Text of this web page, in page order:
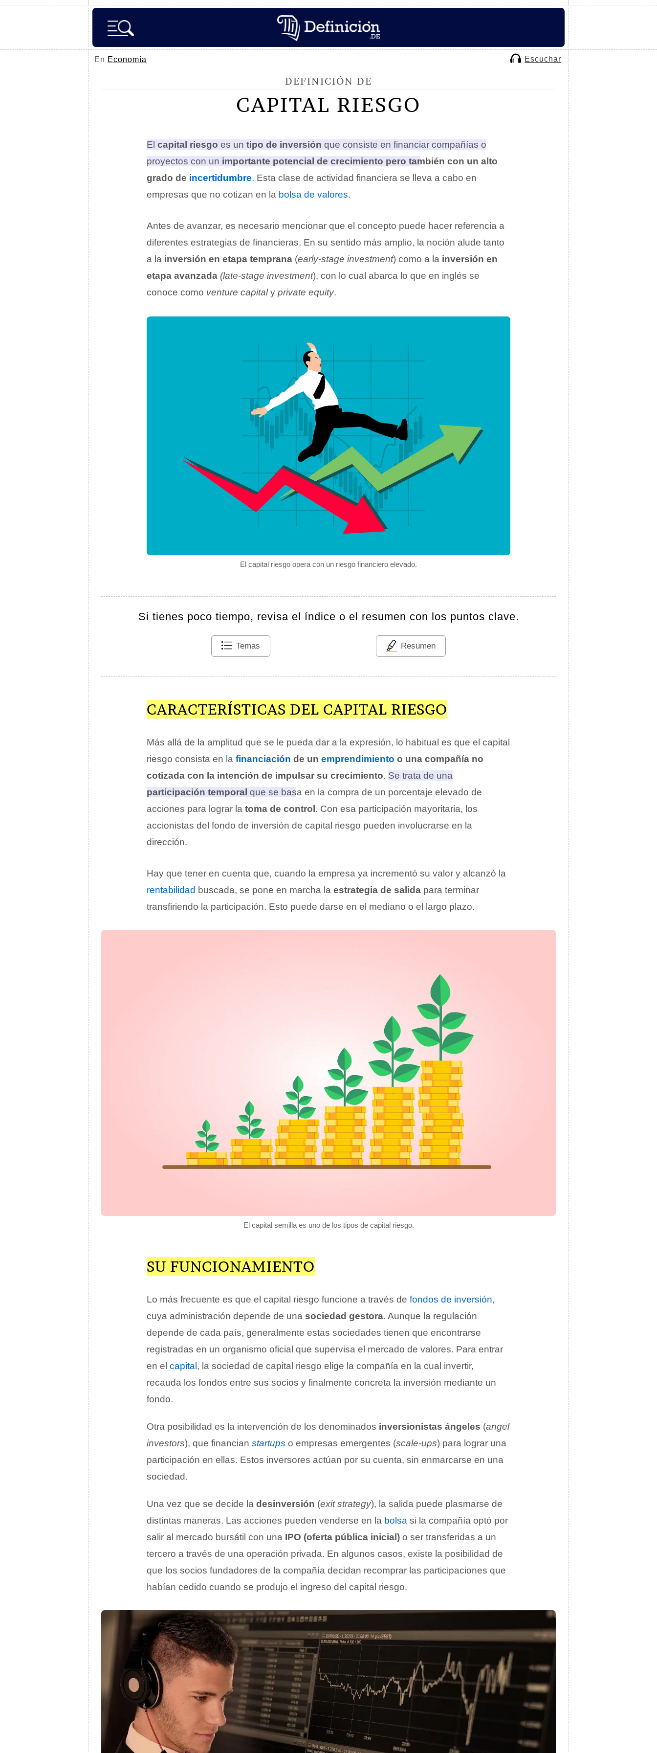
En Economía Escuchar
DEFINICIÓN DE
CAPITAL RIESGO
El capital riesgo opera con un riesgo financiero elevado.
El capital riesgo es un tipo de inversión que consiste en financiar compañías o
proyectos con un importante potencial de crecimiento pero también con un alto
grado de incertidumbre. Esta clase de actividad financiera se lleva a cabo en
empresas que no cotizan en la bolsa de valores.
Antes de avanzar, es necesario mencionar que el concepto puede hacer referencia a
diferentes estrategias de financieras. En su sentido más amplio, la noción alude tanto
a la inversión en etapa temprana (early-stage investment) como a la inversión en
etapa avanzada (late-stage investment), con lo cual abarca lo que en inglés se
conoce como venture capitaly private equity.
Si tienes poco tiempo, revisa el índice o el resumen con los puntos clave.
Temas Resumen
CARACTERÍSTICAS DEL CAPITAL RIESGO
Más allá de la amplitud que se le pueda dar a la expresión, lo habitual es que el capital
riesgo consista en la financiación de un emprendimiento o una compañía no
cotizada con la intención de impulsar su crecimiento. Se trata de una
participación temporal que se basa en la compra de un porcentaje elevado de
acciones para lograr la toma de control . Con esa participación mayoritaria, los
accionistas del fondo de inversión de capital riesgo pueden involucrarse en la
dirección.
Hay que tener en cuenta que, cuando la empresa ya incrementó su valor y alcanzó la
rentabilidad buscada, se pone en marcha la estrategia de salida para terminar
transfiriendo la participación. Esto puede darse en el mediano o el largo plazo.
El capital semilla es uno de los tipos de capital riesgo.
SU FUNCIONAMIENTO
Lo más frecuente es que el capital riesgo funcione a través de fondos de inversión,
cuya administración depende de una sociedad gestora. Aunque la regulación
depende de cada país, generalmente estas sociedades tienen que encontrarse
registradas en un organismo oficial que supervisa el mercado de valores. Para entrar
en el capital , la sociedad de capital riesgo elige la compañía en la cual invertir,
recauda los fondos entre sus socios y finalmente concreta la inversión mediante un
fondo.
Otra posibilidad es la intervención de los denominados inversionistas ángeles (angel
investors), que financian startups o empresas emergentes (scale-ups) para lograr una
participación en ellas. Estos inversores actúan por su cuenta, sin enmarcarse en una
sociedad.
Una vez que se decide la desinversión (exit strategy), la salida puede plasmarse de
distintas maneras. Las acciones pueden venderse en la bolsa si la compañía optó por
salir al mercado bursátil con una IPO (oferta pública inicial) o ser transferidas a un
tercero a través de una operación privada. En algunos casos, existe la posibilidad de
que los socios fundadores de la compañía decidan recomprar las participaciones que
habían cedido cuando se produjo el ingreso del capital riesgo.